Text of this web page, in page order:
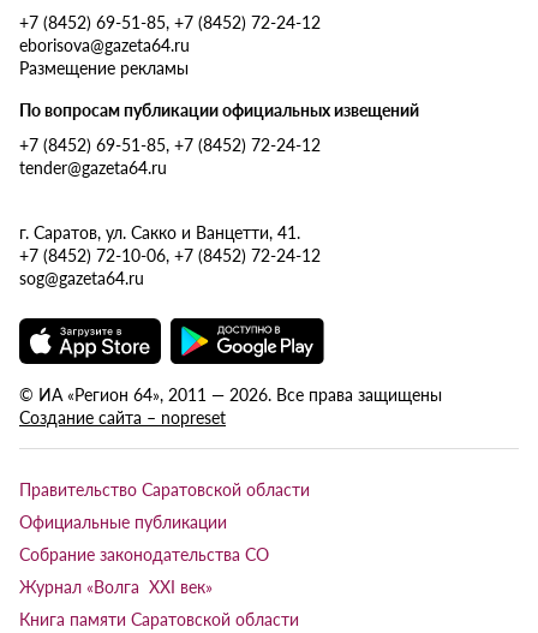
+7 (8452) 69-51-85, +7 (8452) 72-24-12
eborisova@gazeta64.ru
Размещение рекламы
По вопросам публикации официальных извещений
+7 (8452) 69-51-85, +7 (8452) 72-24-12
tender@gazeta64.ru
г. Саратов, ул. Сакко и Ванцетти, 41.
+7 (8452) 72-10-06, +7 (8452) 72-24-12
sog@gazeta64.ru
© ИА «Регион 64», 2011 — 2026. Все права защищены
Создание сайта – nopreset
Правительство Саратовской области
Официальные публикации
Собрание законодательства СО
Журнал «Волга XXI век»
Книга памяти Саратовской области